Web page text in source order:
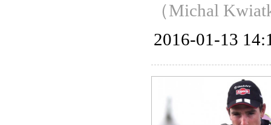
（Michal
2016-01-13